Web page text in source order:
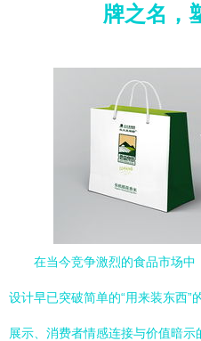
牌之名，
在当今竞争激烈的食品市场
设计早已突破简单的“用来装东西”
展示、消费者情感连接与价值暗